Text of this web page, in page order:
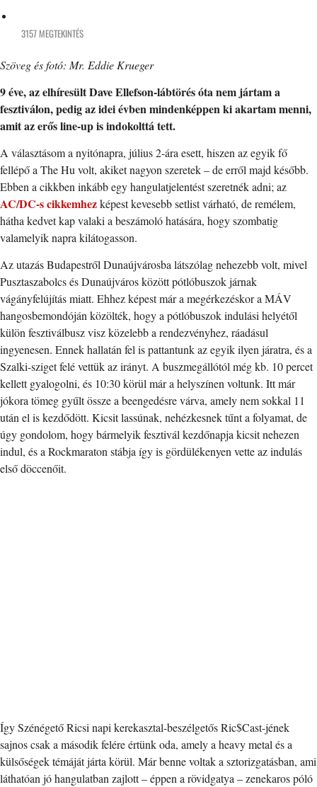
3157 MEGTEKINTÉS
Szöveg és fotó: Mr. Eddie Krueger
9 éve, az elhíresült Dave Ellefson-lábtörés óta nem jártam a
fesztiválon, pedig az idei évben mindenképpen ki akartam menni,
amit az erős line-up is indokolttá tett.
A választásom a nyitónapra, július 2-ára esett, hiszen az egyik fő
fellépő a The Hu volt, akiket nagyon szeretek – de erről majd később.
Ebben a cikkben inkább egy hangulatjelentést szeretnék adni; az
AC/DC-s cikkemhezképest kevesebb setlist várható, de remélem,
hátha kedvet kap valaki a beszámoló hatására, hogy szombatig
valamelyik napra kilátogasson.
Az utazás Budapestről Dunaújvárosba látszólag nehezebb volt, mivel
Pusztaszabolcs és Dunaújváros között pótlóbuszok járnak
vágányfelújítás miatt. Ehhez képest már a megérkezéskor a MÁV
hangosbemondóján közölték, hogy a pótlóbuszok indulási helyétől
külön fesztiválbusz visz közelebb a rendezvényhez, ráadásul
ingyenesen. Ennek hallatán fel is pattantunk az egyik ilyen járatra, és a
Szalki-sziget felé vettük az irányt. A buszmegállótól még kb. 10 percet
kellett gyalogolni, és 10:30 körül már a helyszínen voltunk. Itt már
jókora tömeg gyűlt össze a beengedésre várva, amely nem sokkal 11
után el is kezdődött. Kicsit lassúnak, nehézkesnek tűnt a folyamat, de
úgy gondolom, hogy bármelyik fesztivál kezdőnapja kicsit nehezen
indul, és a Rockmaraton stábja így is gördülékenyen vette az indulás
első döccenőit.
Így Szénégető Ricsi napi kerekasztal-beszélgetős Ric$Cast-jének
sajnos csak a második felére értünk oda, amely a heavy metal és a
külsőségek témáját járta körül. Már benne voltak a sztorizgatásban, ami
láthatóan jó hangulatban zajlott – éppen a rövidgatya – zenekaros póló